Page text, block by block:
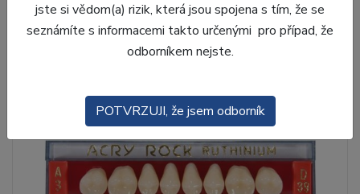
jste si vědom(a) rizik, která jsou spojena s tím, že se
seznámíte s informacemi takto určenými pro případ, že
odborníkem nejste.
POTVRZUJI, že jsem odborník